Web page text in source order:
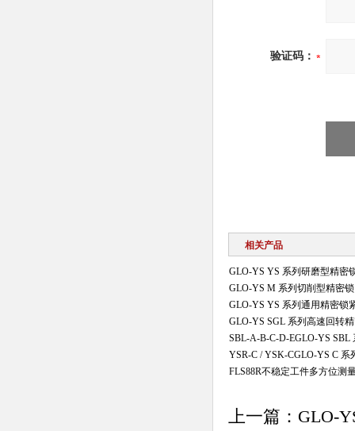
验证码：
相关产品
GLO-YS YS 系列研磨型精密
GLO-YS M 系列切削型精密
GLO-YS YS 系列通用精密锁
GLO-YS SGL 系列高速回转
SBL-A-B-C-D-EGLO-YS
YSR-C / YSK-CGLO-YS C
FLS88R不稳定工件多方位测
上一篇： GLO-